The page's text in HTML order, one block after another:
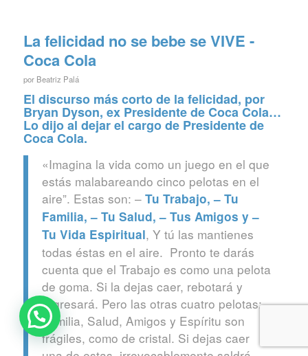
La felicidad no se bebe se VIVE -
Coca Cola
por Beatriz Palá
El discurso más corto de la felicidad, por
Bryan Dyson, ex Presidente de Coca Cola…
Lo dijo al dejar el cargo de Presidente de
Coca Cola.
«Imagina la vida como un juego en el que
estás malabareando cinco pelotas en el
aire”. Estas son: – Tu Trabajo, – Tu
Familia, – Tu Salud, – Tus Amigos y –
Tu Vida Espiritual, Y tú las mantienes
todas éstas en el aire. Pronto te darás
cuenta que el Trabajo es como una pelota
de goma. Si la dejas caer, rebotará y
regresará. Pero las otras cuatro pelotas:
Familia, Salud, Amigos y Espíritu son
frágiles, como de cristal. Si dejas caer